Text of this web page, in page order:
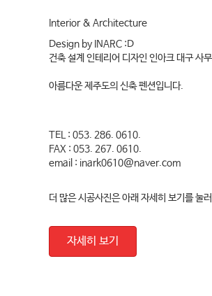
nterior & Architecture
Design by INARC :D
건축 설계 인테리어 디자인 인아크 대구 사
아름다운 제주도의 신축 펜션입니다.
TEL : 053. 286. 0610.
FAX : 053. 267. 0610.
email : inark0610@naver.com
더 많은 시공사진은 아래 자세히 보기를 눌
자세히 보기